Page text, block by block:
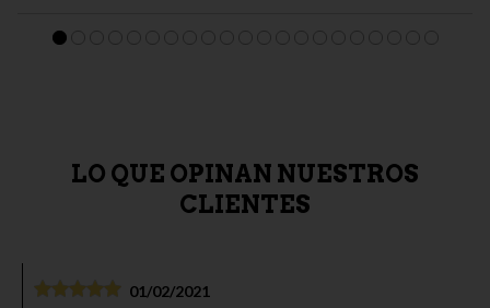
LONCHEADOS IBÉRICOS
LO QUE OPINAN NUESTROS
CLIENTES
01/02/2021